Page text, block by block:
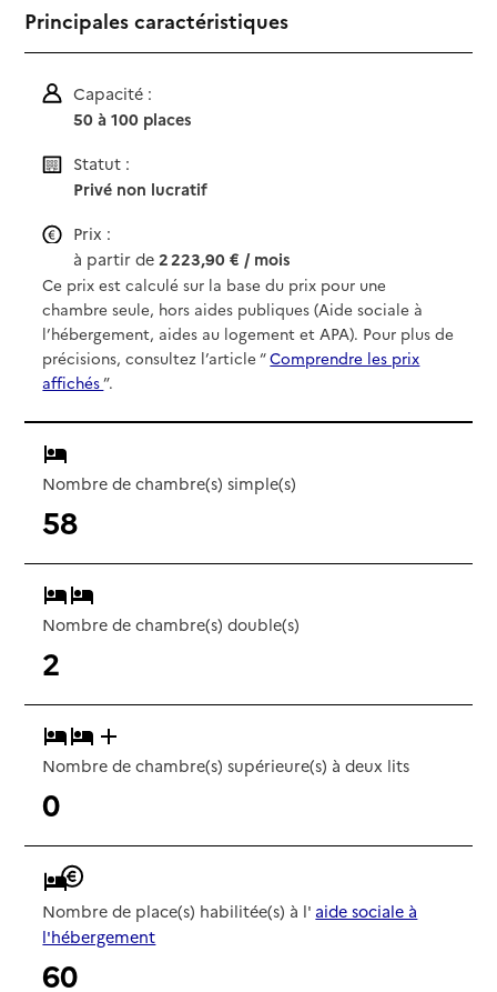
Principales caractéristiques
Capacité :
50 à 100 places
Statut :
Privé non lucratif
Prix :
à partir de2 223,90 € / mois
Ce prix est calculé sur la base du prix pour une
chambre seule, hors aides publiques (Aide sociale à
l’hébergement, aides au logement et APA). Pour plus de
précisions, consultez l’article “Comprendre les prix
affichés”.
Nombre de chambre(s) simple(s)
58
Nombre de chambre(s) double(s)
2
Nombre de chambre(s) supérieure(s) à deux lits
0
Nombre de place(s) habilitée(s) à l' aide sociale à
l'hébergement
60